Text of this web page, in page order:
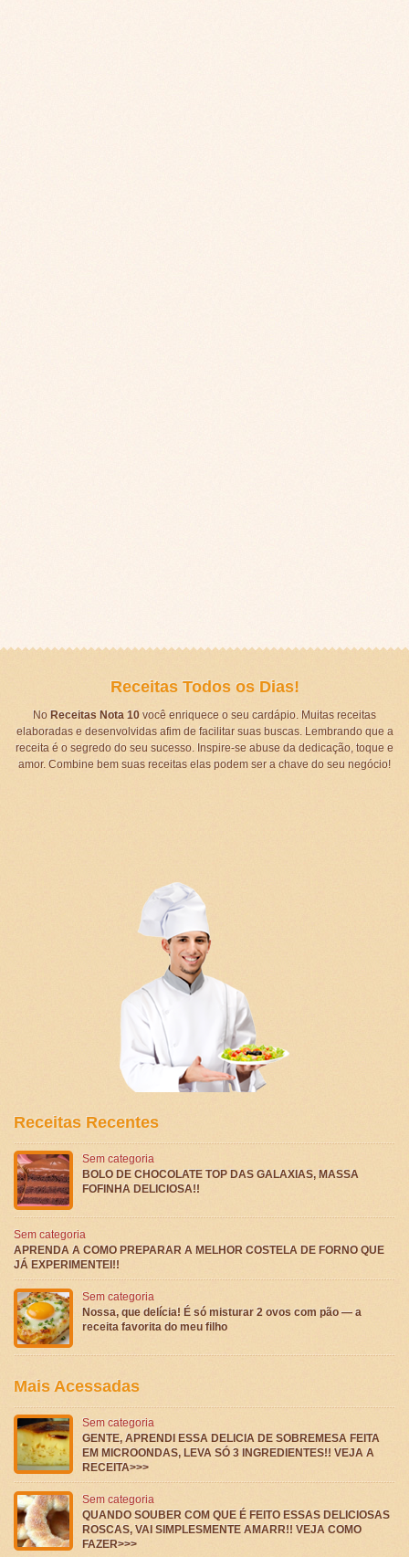
Receitas Todos os Dias!
No Receitas Nota 10você enriquece o seu cardápio. Muitas receitas
elaboradas e desenvolvidas afim de facilitar suas buscas. Lembrando que a
receita é o segredo do seu sucesso. Inspire-se abuse da dedicação, toque e
amor. Combine bem suas receitas elas podem ser a chave do seu negócio!
Receitas Recentes
Sem categoria
BOLO DE CHOCOLATE TOP DAS GALAXIAS, MASSA
FOFINHA DELICIOSA!!
Sem categoria
APRENDA A COMO PREPARAR A MELHOR COSTELA DE FORNO QUE
JÁ EXPERIMENTEI!!
Sem categoria
Nossa, que delícia! É só misturar 2 ovos com pão — a
receita favorita do meu filho
Mais Acessadas
Sem categoria
GENTE, APRENDI ESSA DELICIA DE SOBREMESA FEITA
EM MICROONDAS, LEVA SÓ 3 INGREDIENTES!! VEJA A
RECEITA>>>
Sem categoria
QUANDO SOUBER COM QUE É FEITO ESSAS DELICIOSAS
ROSCAS, VAI SIMPLESMENTE AMARR!! VEJA COMO
FAZER>>>